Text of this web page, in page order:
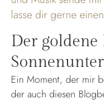
lasse dir gerne
Der
Ein Moment, der mir
der auch diesen